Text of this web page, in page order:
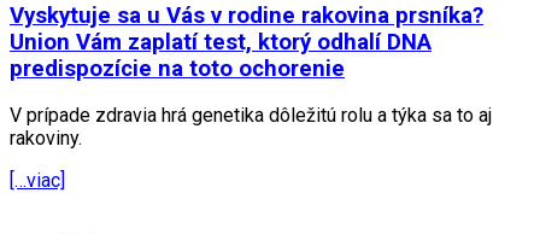
Vyskytuje sa u Vás v rodine rakovina prsníka?
Union Vám zaplatí test, ktorý odhalí DNA
predispozície na toto ochorenie
V prípade zdravia hrá genetika dôležitú rolu a týka sa to aj
rakoviny.
[…viac]